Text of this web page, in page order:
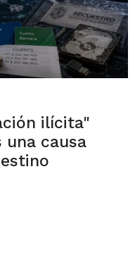
ilícita"
causa